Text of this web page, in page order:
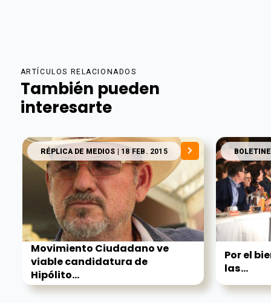
ARTÍCULOS RELACIONADOS
También pueden
interesarte
RÉPLICA DE MEDIOS | 18 FEB. 2015
Movimiento Ciudadano ve
viable candidatura de
Hipólito...
Por el
las...